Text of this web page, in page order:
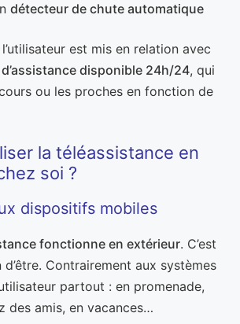
détecteur de chute automatique
l’utilisateur est mis en relation avec
disponible 24h/24, qui
ou les proches en fonction de
la téléassistance en
soi ?
dispositifs mobiles
fonctionne en extérieur. C’est
d’être. Contrairement aux systèmes
partout : en promenade,
des amis, en vacances…